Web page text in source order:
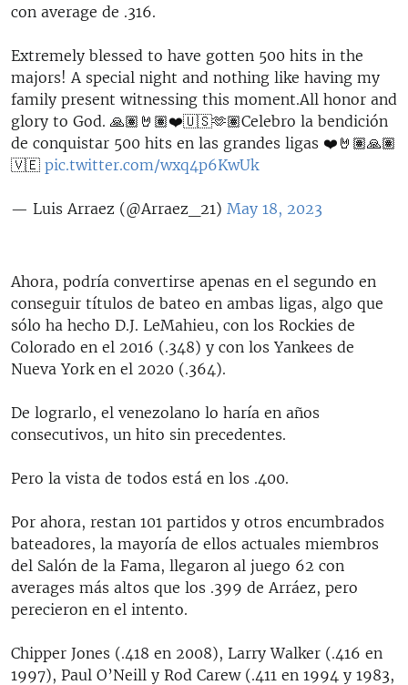
con average de .316.
Extremely blessed to have gotten 500 hits in the
majors! A special night and nothing like having my
family present witnessing this moment.All honor and
glory to God. 🙏🏽🤘🏽❤️🇺🇸🫶🏽Celebro la bendición
de conquistar 500 hits en las grandes ligas ❤️🤘🏽🙏🏽
🇻🇪 pic.twitter.com/wxq4p6KwUk
— Luis Arraez (@Arraez_21) May 18, 2023
Ahora, podría convertirse apenas en el segundo en
conseguir títulos de bateo en ambas ligas, algo que
sólo ha hecho D.J. LeMahieu, con los Rockies de
Colorado en el 2016 (.348) y con los Yankees de
Nueva York en el 2020 (.364).
De lograrlo, el venezolano lo haría en años
consecutivos, un hito sin precedentes.
Pero la vista de todos está en los .400.
Por ahora, restan 101 partidos y otros encumbrados
bateadores, la mayoría de ellos actuales miembros
del Salón de la Fama, llegaron al juego 62 con
averages más altos que los .399 de Arráez, pero
perecieron en el intento.
Chipper Jones (.418 en 2008), Larry Walker (.416 en
1997), Paul O’Neill y Rod Carew (.411 en 1994 y 1983,